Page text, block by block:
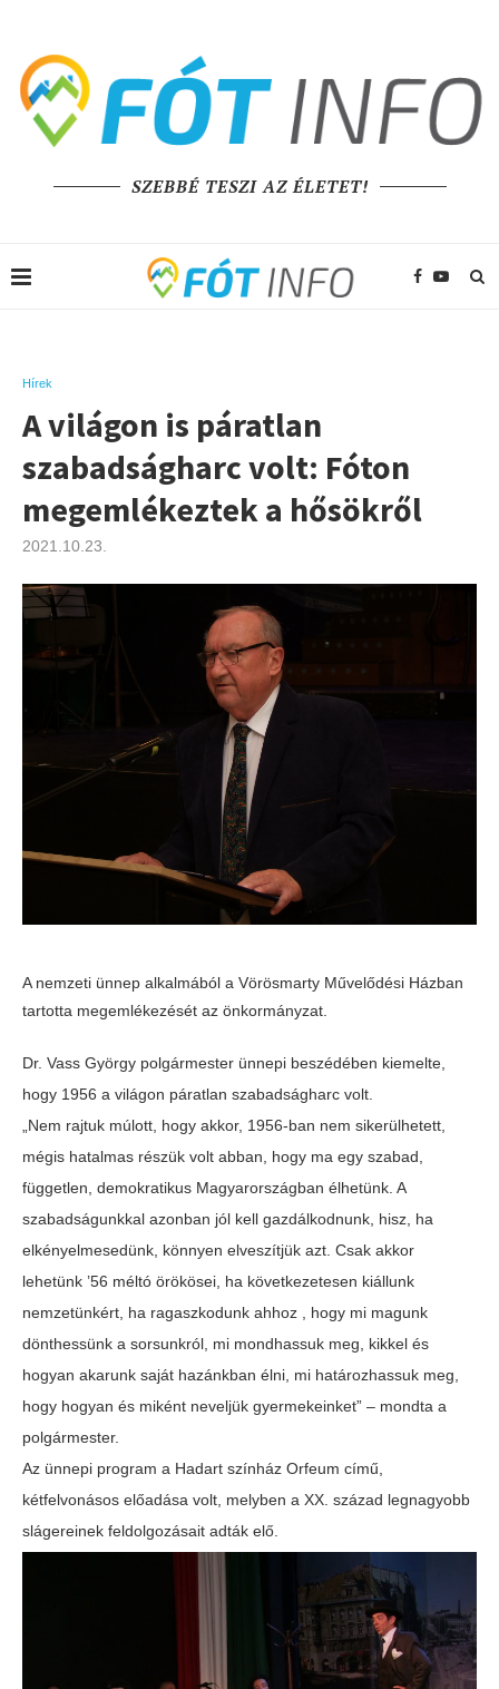
SZEBBÉ TESZI AZ ÉLETET!
Hírek
A világon is páratlan
szabadságharc volt: Fóton
megemlékeztek a hősökről
2021.10.23.
A nemzeti ünnep alkalmából a Vörösmarty Művelődési Házban
tartotta megemlékezését az önkormányzat.
Dr. Vass György polgármester ünnepi beszédében kiemelte,
hogy 1956 a világon páratlan szabadságharc volt.
„Nem rajtuk múlott, hogy akkor, 1956-ban nem sikerülhetett,
mégis hatalmas részük volt abban, hogy ma egy szabad,
független, demokratikus Magyarországban élhetünk. A
szabadságunkkal azonban jól kell gazdálkodnunk, hisz, ha
elkényelmesedünk, könnyen elveszítjük azt. Csak akkor
lehetünk ’56 méltó örökösei, ha következetesen kiállunk
nemzetünkért, ha ragaszkodunk ahhoz , hogy mi magunk
dönthessünk a sorsunkról, mi mondhassuk meg, kikkel és
hogyan akarunk saját hazánkban élni, mi határozhassuk meg,
hogy hogyan és miként neveljük gyermekeinket” – mondta a
polgármester.
Az ünnepi program a Hadart színház Orfeum című,
kétfelvonásos előadása volt, melyben a XX. század legnagyobb
slágereinek feldolgozásait adták elő.